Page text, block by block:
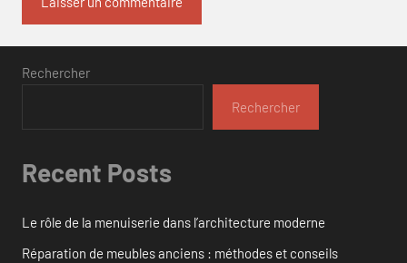
Rechercher
Rechercher
Recent Posts
Le rôle de la menuiserie dans l’architecture moderne
Réparation de meubles anciens : méthodes et conseils